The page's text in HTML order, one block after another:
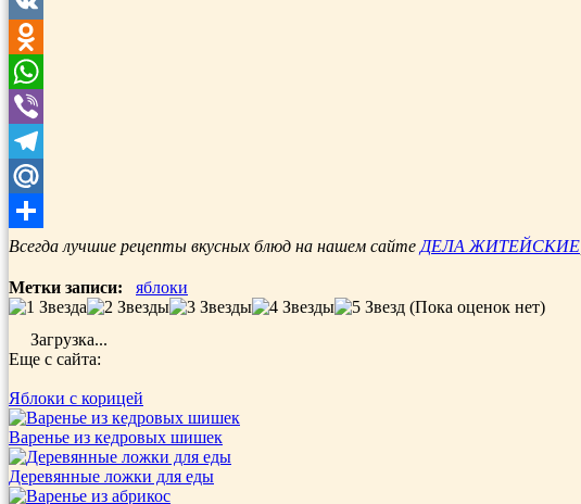
VK
Odnoklassniki
WhatsApp
Viber
Telegram
Mail.Ru
Отправить
Всегда лучшие рецепты вкусных блюд на нашем сайте ДЕЛА ЖИТЕЙСКИЕ
Метки записи:
яблоки
(Пока оценок нет)
Загрузка...
Еще с сайта:
Яблоки с корицей
Варенье из кедровых шишек
Деревянные ложки для еды